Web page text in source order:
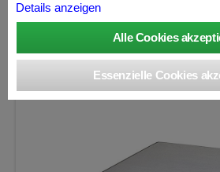
Wägebereich: 6200 g, Ablesbarkeit:
Details anzeigen